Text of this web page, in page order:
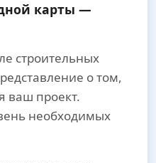
карты —
строительных
о том,
ваш проект.
необходимых